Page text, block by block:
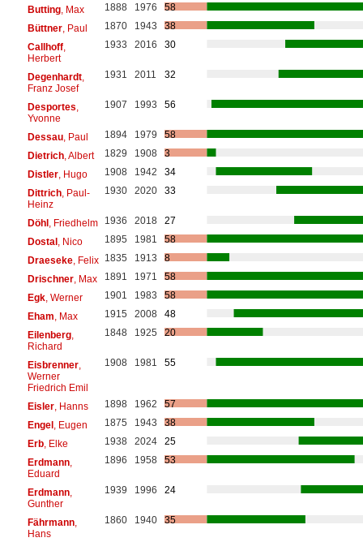
Butting, Max 1888 1976
58
Büttner, Paul 1870 1943
38
Callhoff,
Herbert
1933 2016 30
Degenhardt,
Franz Josef
1931 2011 32
Desportes
Yvonne
1907 1993 56
Dessau, Paul 1894 1979
58
Dietrich, Albert 1829 1908
3
Distler, Hugo 1908 1942
34
Dittrich, Paul-
Heinz
1930 2020 33
Döhl, Friedhelm 1936 2018
27
Dostal, Nico 1895 1981
58
Draeseke, Felix 1835 1913
8
Drischner, Max 1891 1971
58
Egk, Werner 1901 1983
58
Eham , Max 1915 2008
48
Eilenberg,
Richard
1848 1925 20
Eisbrenner,
Werner
Friedrich Emil
1908 1981 55
Eisler, Hanns 1898 1962
57
Engel, Eugen 1875 1943
38
Erb, Elke 1938 2024
25
Erdmann,
Eduard
1896 1958 53
Erdmann,
Gunther
1939 1996 24
Fährmann,
Hans
1860 1940 35